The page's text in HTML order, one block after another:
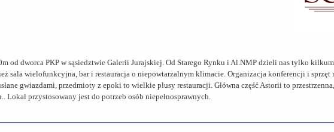
od dworca PKP w sąsiedztwie Galerii Jurajskiej. Od Starego Rynku i Al.NMP dzieli nas tylko
sala wielofunkcyjna, bar i restauracja o niepowtarzalnym klimacie. Organizacja konferencji i
gwiazdami, przedmioty z epoki to wielkie plusy restauracji. Główna część Astorii to
Lokal przystosowany jest do potrzeb osób niepełnosprawnych.